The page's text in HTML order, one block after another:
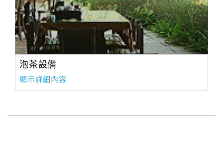
泡茶設備
顯示詳細內容